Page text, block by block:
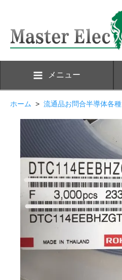
メニュー
ホーム > 流通品お問合半導体各種